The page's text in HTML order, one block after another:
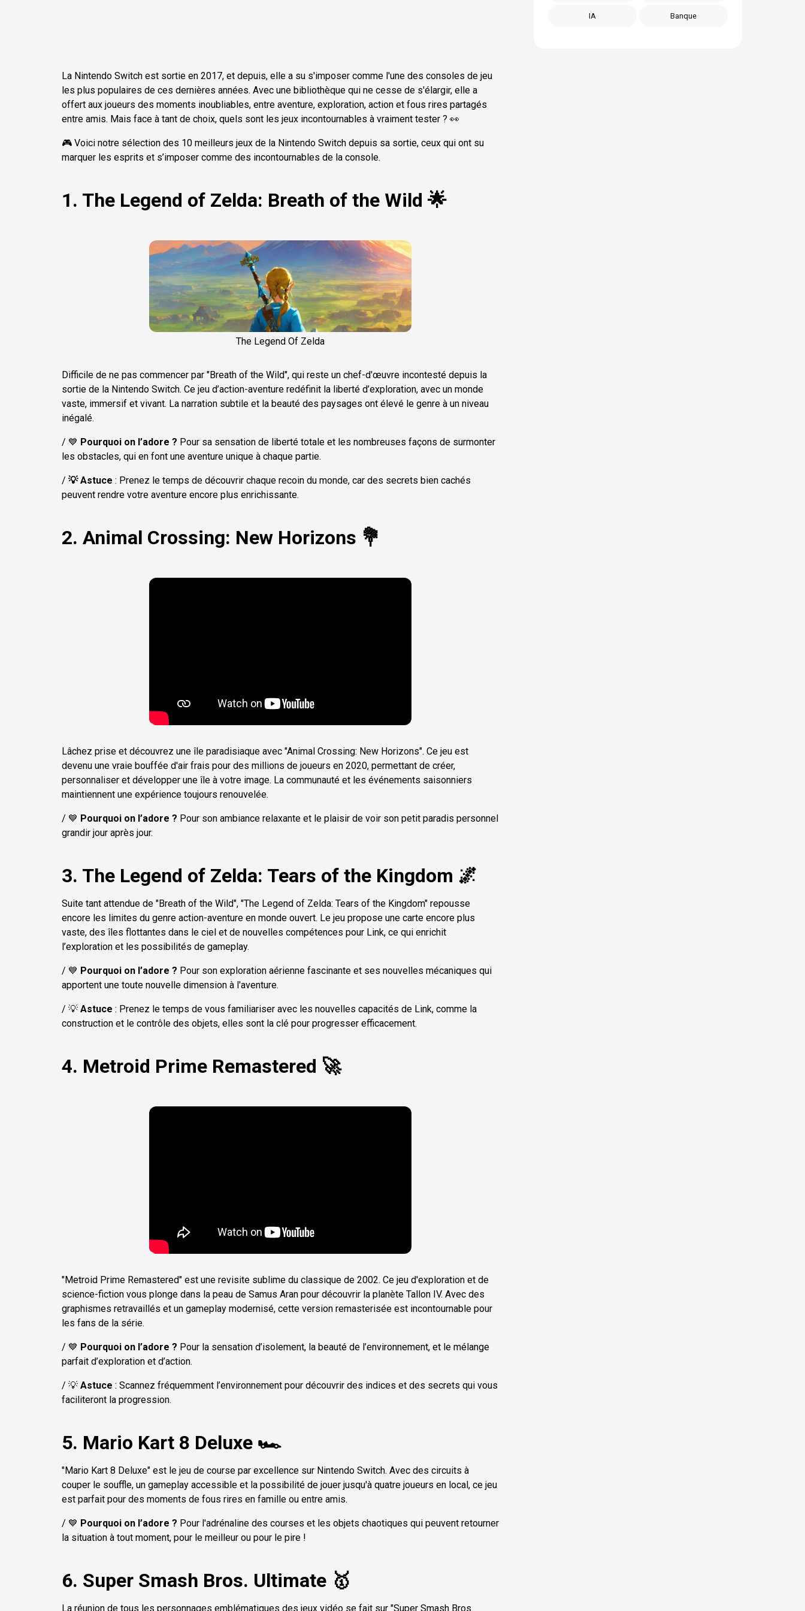
La Nintendo Switch est sortie en 2017, et depuis, elle a su s'imposer comme l'une des consoles de jeu
les plus populaires de ces dernières années. Avec une bibliothèque qui ne cesse de s'élargir, elle a
offert aux joueurs des moments inoubliables, entre aventure, exploration, action et fous rires partagés
entre amis. Mais face à tant de choix, quels sont les jeux incontournables à vraiment tester ? 👀
🎮 Voici notre sélection des 10 meilleurs jeux de la Nintendo Switch depuis sa sortie, ceux qui ont su
marquer les esprits et s’imposer comme des incontournables de la console.
1. The Legend of Zelda: Breath of the Wild 🌟
The Legend Of Zelda
Difficile de ne pas commencer par "Breath of the Wild", qui reste un chef-d'œuvre incontesté depuis la
sortie de la Nintendo Switch. Ce jeu d’action-aventure redéfinit la liberté d’exploration, avec un monde
vaste, immersif et vivant. La narration subtile et la beauté des paysages ont élevé le genre à un niveau
inégalé.
/ 💙 Pourquoi on l’adore ? Pour sa sensation de liberté totale et les nombreuses façons de surmonter
les obstacles, qui en font une aventure unique à chaque partie.
/ 💡 Astuce : Prenez le temps de découvrir chaque recoin du monde, car des secrets bien cachés
peuvent rendre votre aventure encore plus enrichissante.
2. Animal Crossing: New Horizons 💐
Lâchez prise et découvrez une île paradisiaque avec "Animal Crossing: New Horizons". Ce jeu est
devenu une vraie bouffée d'air frais pour des millions de joueurs en 2020, permettant de créer,
personnaliser et développer une île à votre image. La communauté et les événements saisonniers
maintiennent une expérience toujours renouvelée.
/ 💙 Pourquoi on l’adore ? Pour son ambiance relaxante et le plaisir de voir son petit paradis personnel
grandir jour après jour.
3. The Legend of Zelda: Tears of the Kingdom 🌌
Suite tant attendue de "Breath of the Wild", "The Legend of Zelda: Tears of the Kingdom" repousse
encore les limites du genre action-aventure en monde ouvert. Le jeu propose une carte encore plus
vaste, des îles flottantes dans le ciel et de nouvelles compétences pour Link, ce qui enrichit
l’exploration et les possibilités de gameplay.
/ 💙 Pourquoi on l’adore ? Pour son exploration aérienne fascinante et ses nouvelles mécaniques qui
apportent une toute nouvelle dimension à l'aventure.
/ 💡 Astuce : Prenez le temps de vous familiariser avec les nouvelles capacités de Link, comme la
construction et le contrôle des objets, elles sont la clé pour progresser efficacement.
4. Metroid Prime Remastered 🚀
"Metroid Prime Remastered" est une revisite sublime du classique de 2002. Ce jeu d'exploration et de
science-fiction vous plonge dans la peau de Samus Aran pour découvrir la planète Tallon IV. Avec des
graphismes retravaillés et un gameplay modernisé, cette version remasterisée est incontournable pour
les fans de la série.
/ 💙 Pourquoi on l’adore ? Pour la sensation d’isolement, la beauté de l’environnement, et le mélange
parfait d’exploration et d’action.
/ 💡 Astuce : Scannez fréquemment l’environnement pour découvrir des indices et des secrets qui vous
faciliteront la progression.
5. Mario Kart 8 Deluxe 🏎️
"Mario Kart 8 Deluxe" est le jeu de course par excellence sur Nintendo Switch. Avec des circuits à
couper le souffle, un gameplay accessible et la possibilité de jouer jusqu'à quatre joueurs en local, ce jeu
est parfait pour des moments de fous rires en famille ou entre amis.
/ 💙 Pourquoi on l’adore ? Pour l'adrénaline des courses et les objets chaotiques qui peuvent retourner
la situation à tout moment, pour le meilleur ou pour le pire !
6. Super Smash Bros. Ultimate 🥇
La réunion de tous les personnages emblématiques des jeux vidéo se fait sur "Super Smash Bros.
IA Banque